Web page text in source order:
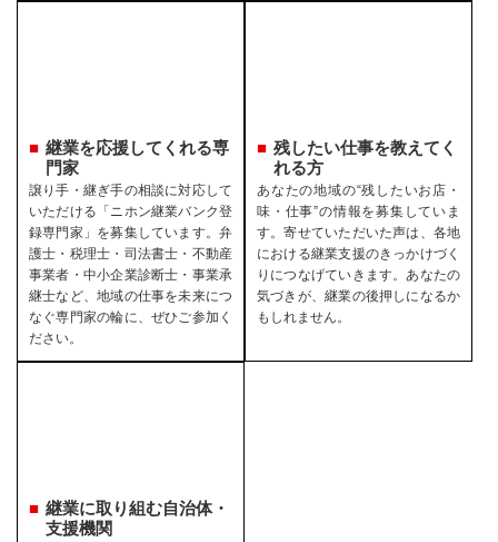
継業を応援してくれる専
門家
譲り手・継ぎ手の相談に対応して
いただける「ニホン継業バンク登
録専門家」を募集しています。弁
護士・税理士・司法書士・不動産
事業者・中小企業診断士・事業承
継士など、地域の仕事を未来につ
なぐ専門家の輪に、ぜひご参加く
ださい。
残したい仕事を教えてく
れる方
あなたの地域の“残したいお店・
味・仕事”の情報を募集していま
す。寄せていただいた声は、各地
における継業支援のきっかけづく
りにつなげていきます。あなたの
気づきが、継業の後押しになるか
もしれません。
継業に取り組む自治体・
支援機関